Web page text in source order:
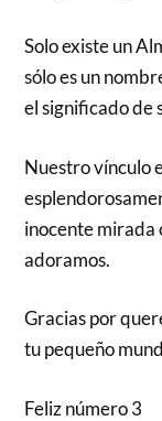
Solo existe un
sólo es un
el significado de
Nuestro vínculo
inocente mirada
adoramos.
Gracias por
tu pequeño
Feliz número 3